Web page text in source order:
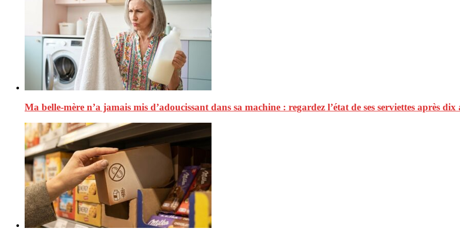
Ma belle-mère n’a jamais mis d’adoucissant dans sa machine : regardez l’état de ses serviettes après dix